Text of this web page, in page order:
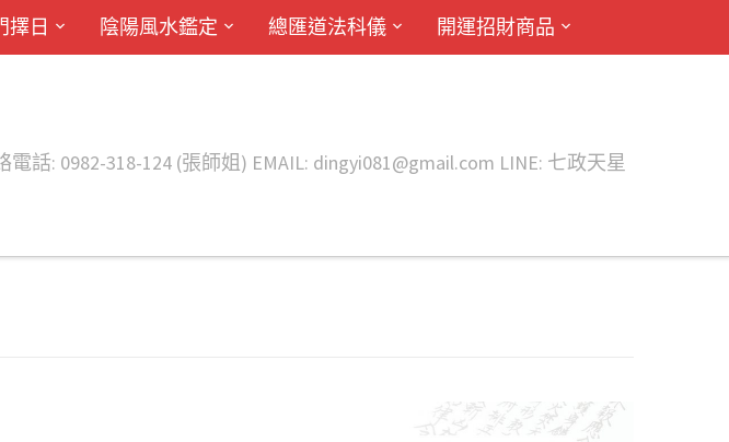
擇日 陰陽風水鑑定 總匯道法科儀 開運招財商品
: 0982-318-124 (張師姐) EMAIL: dingyi081@gmail.com LINE: 七政天星